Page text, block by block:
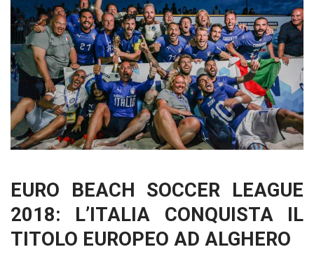
EURO BEACH SOCCER LEAGUE
2018: L’ITALIA CONQUISTA IL
TITOLO EUROPEO AD ALGHERO